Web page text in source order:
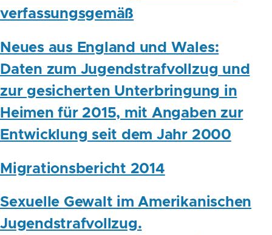
verfassungsgemäß
Neues aus England und Wales:
Daten zum Jugendstrafvollzug und
zur gesicherten Unterbringung in
Heimen für 2015, mit Angaben zur
Entwicklung seit dem Jahr 2000
Migrationsbericht 2014
Sexuelle Gewalt im Amerikanischen
Jugendstrafvollzug.